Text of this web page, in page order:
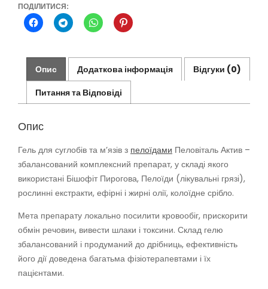
ПОДІЛИТИСЯ:
Опис Додаткова інформація
Відгуки (0)
Питання та Відповіді
Опис
Гель для суглобів та м’язів з пелоїдами Пеловіталь Актив –
збалансований комплексний препарат, у складі якого
використані Бішофіт Пирогова, Пелоїди (лікувальні грязі),
рослинні екстракти, ефірні і жирні олії, колоїдне срібло.
Мета препарату локально посилити кровообіг, прискорити
обмін речовин, вивести шлаки і токсини. Склад гелю
збалансований і продуманий до дрібниць, ефективність
його дії доведена багатьма фізіотерапевтами і їх
пацієнтами.